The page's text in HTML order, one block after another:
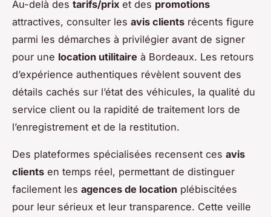
Au-delà des tarifs/prix et des promotions
attractives, consulter les avis clients récents figure
parmi les démarches à privilégier avant de signer
pour une location utilitaire à Bordeaux. Les retours
d’expérience authentiques révèlent souvent des
détails cachés sur l’état des véhicules, la qualité du
service client ou la rapidité de traitement lors de
l’enregistrement et de la restitution.
Des plateformes spécialisées recensent ces avis
clients en temps réel, permettant de distinguer
facilement les agences de location plébiscitées
pour leur sérieux et leur transparence. Cette veille